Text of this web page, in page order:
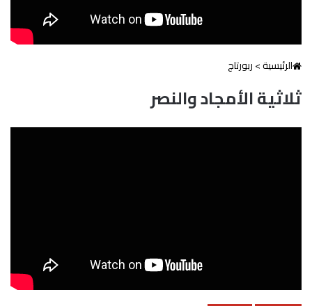
الرئيسية>ربورتاج
ثلاثية الأمجاد والنصر